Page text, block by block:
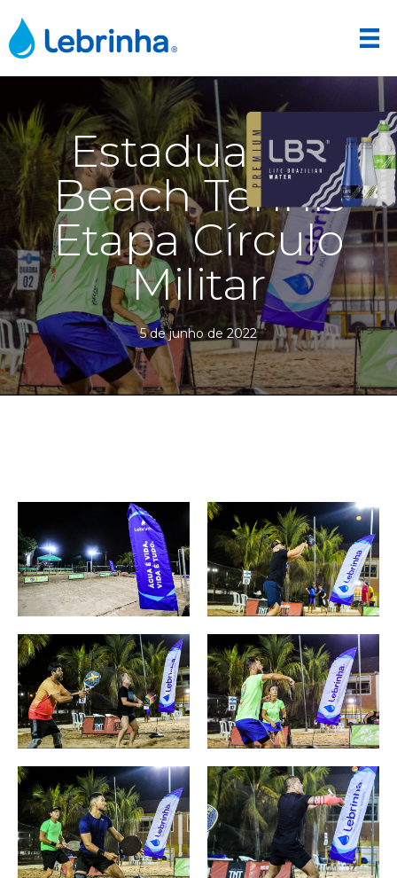
Estadual de
Beach Tennis
Etapa Círculo
Militar
5 de junho de 2022